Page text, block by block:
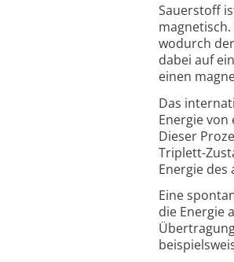
Sauerstoff
wodurch
dabei auf
einen
Das
Energie
Dieser
Triplett-
Energie
Eine
die Energie